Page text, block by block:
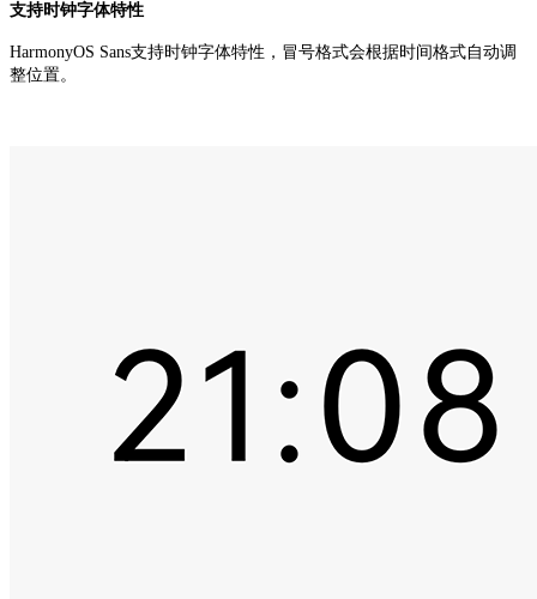
支持时钟字体特性
HarmonyOS Sans支持时钟字体特性，冒号格式会根据时间格式自动调
整位置。